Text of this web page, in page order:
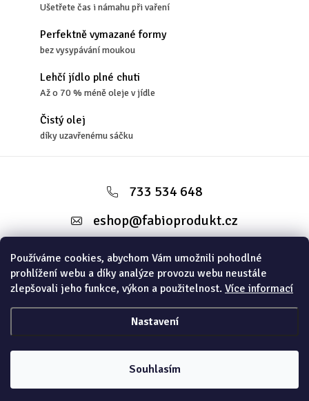
Používáme cookies, abychom Vám umožnili pohodlné
prohlížení webu a díky analýze provozu webu neustále
zlepšovali jeho funkce, výkon a použitelnost. Více informací
Nastavení
Souhlasím
Ušetřete čas i námahu při vaření
Perfektně vymazané formy
bez vysypávání moukou
Lehčí jídlo plné chuti
Až o 70 % méně oleje v jídle
Čistý olej
díky uzavřenému sáčku
a
733 534 648
eshop@fabioprodukt.cz
Informace pro vás
Instagram
Copyright 2026FABIOSHOP. Všechna práva vyhrazena.